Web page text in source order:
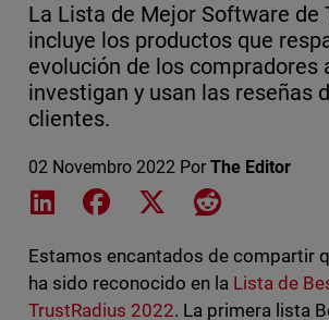
La Lista de Mejor Software de
incluye los productos que
evolución de los compradores
investigan y usan las reseñas
clientes.
02 Novembro 2022 Por The Editor
Share on LinkedIn
Share on Facebook
Share on XShare on
Estamos encantados de compartir
ha sido reconocido en la Lista de
TrustRadius 2022. La primera lista